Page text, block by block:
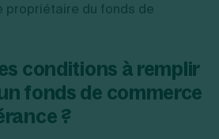
propriétaire du fonds de
conditions à remplir
fonds de commerce
?